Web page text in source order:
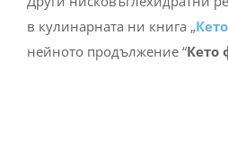
в кулинарната ни книга „Кето
нейното продължение “Кето